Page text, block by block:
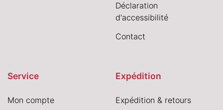
Déclaration
d'accessibilité
Contact
Service
Mon compte
Expédition
Expédition & retours